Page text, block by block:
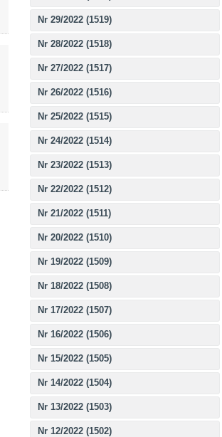
Nr 29/2022 (1519)
Nr 28/2022 (1518)
Nr 27/2022 (1517)
Nr 26/2022 (1516)
Nr 25/2022 (1515)
Nr 24/2022 (1514)
Nr 23/2022 (1513)
Nr 22/2022 (1512)
Nr 21/2022 (1511)
Nr 20/2022 (1510)
Nr 19/2022 (1509)
Nr 18/2022 (1508)
Nr 17/2022 (1507)
Nr 16/2022 (1506)
Nr 15/2022 (1505)
Nr 14/2022 (1504)
Nr 13/2022 (1503)
Nr 12/2022 (1502)